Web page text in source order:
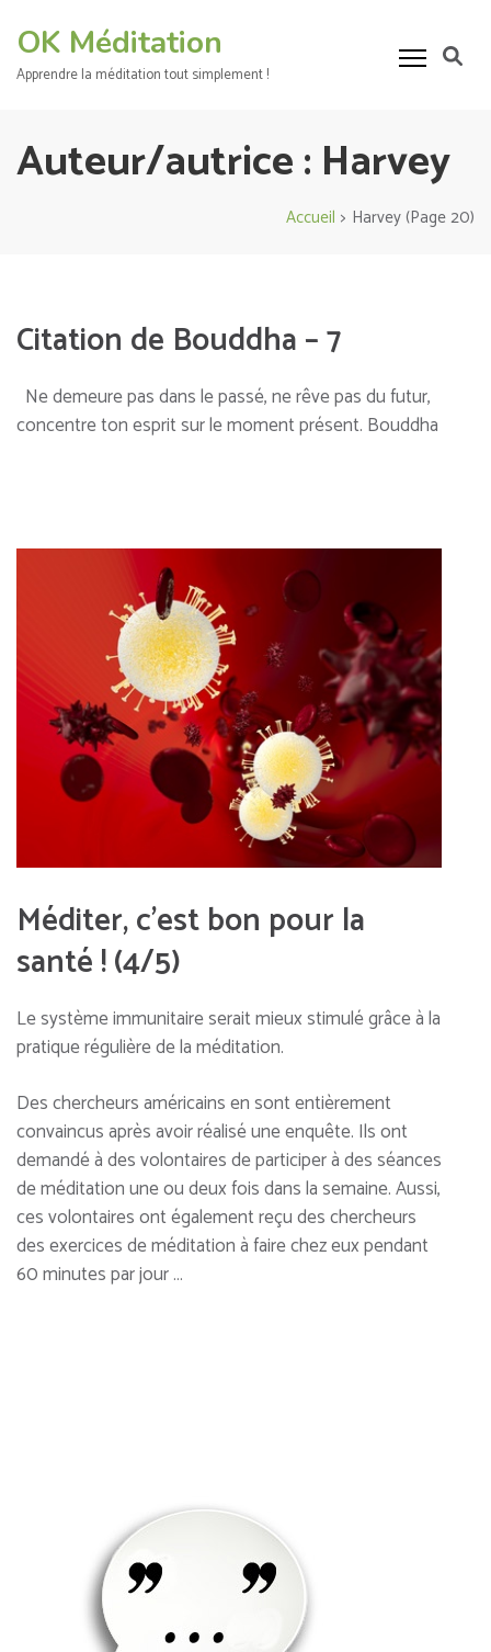
contenu
OK Méditation
Apprendre la méditation tout simplement !
Auteur/autrice : Harvey
Accueil > Harvey (Page 20)
Citation de Bouddha – 7
Ne demeure pas dans le passé, ne rêve pas du futur,
concentre ton esprit sur le moment présent. Bouddha
Méditer, c’est bon pour la
santé ! (4/5)
Le système immunitaire serait mieux stimulé grâce à la
pratique régulière de la méditation.
Des chercheurs américains en sont entièrement
convaincus après avoir réalisé une enquête. Ils ont
demandé à des volontaires de participer à des séances
de méditation une ou deux fois dans la semaine. Aussi,
ces volontaires ont également reçu des chercheurs
des exercices de méditation à faire chez eux pendant
60 minutes par jour …